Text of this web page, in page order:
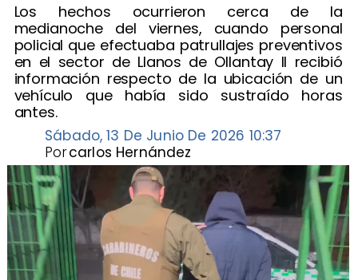
Los hechos ocurrieron cerca de la
medianoche del viernes, cuando personal
policial que efectuaba patrullajes preventivos
en el sector de Llanos de Ollantay II recibió
información respecto de la ubicación de un
vehículo que había sido sustraído horas
antes.
Sábado, 13 De Junio De 2026 10:37
carlos Hernández
Por